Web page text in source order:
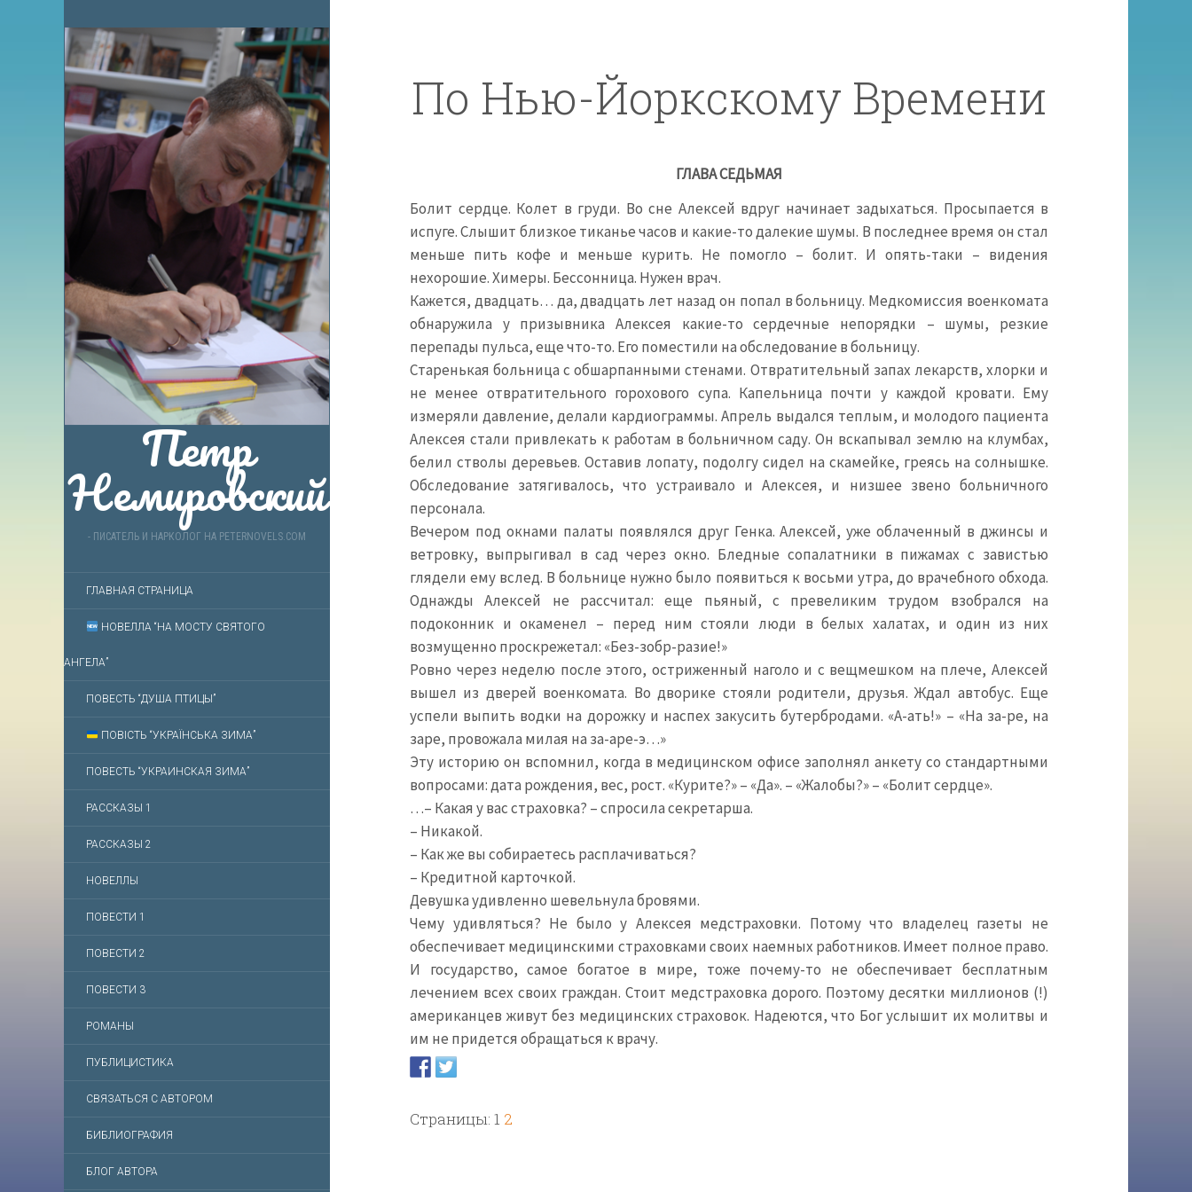
Петр
Немировский
- ПИСАТЕЛЬ И НАРКОЛОГ НА PETERNOVELS.COM
ГЛАВНАЯ СТРАНИЦА
НОВЕЛЛА “НА МОСТУ СВЯТОГО
АНГЕЛА”
ПОВЕСТЬ “ДУША ПТИЦЫ”
ПОВІСТЬ “УКРАЇНСЬКА ЗИМА”
ПОВЕСТЬ “УКРАИНСКАЯ ЗИМА”
РАССКАЗЫ 1
РАССКАЗЫ 2
НОВЕЛЛЫ
ПОВЕСТИ 1
ПОВЕСТИ 2
ПОВЕСТИ 3
РОМАНЫ
ПУБЛИЦИСТИКА
СВЯЗАТЬСЯ С АВТОРОМ
БИБЛИОГРАФИЯ
БЛОГ АВТОРА
По Нью-Йоркскому Времени
ГЛАВА СЕДЬМАЯ
Болит сердце. Колет в груди. Во сне Алексей вдруг начинает задыхаться. Просыпается в
испуге. Слышит близкое тиканье часов и какие-то далекие шумы. В последнее время он стал
меньше пить кофе и меньше курить. Не помогло – болит. И опять-таки – видения
нехорошие. Химеры. Бессонница. Нужен врач.
Кажется, двадцать… да, двадцать лет назад он попал в больницу. Медкомиссия военкомата
обнаружила у призывника Алексея какие-то сердечные непорядки – шумы, резкие
перепады пульса, еще что-то. Его поместили на обследование в больницу.
Старенькая больница с обшарпанными стенами. Отвратительный запах лекарств, хлорки и
не менее отвратительного горохового супа. Капельница почти у каждой кровати. Ему
измеряли давление, делали кардиограммы. Апрель выдался теплым, и молодого пациента
Алексея стали привлекать к работам в больничном саду. Он вскапывал землю на клумбах,
белил стволы деревьев. Оставив лопату, подолгу сидел на скамейке, греясь на солнышке.
Обследование затягивалось, что устраивало и Алексея, и низшее звено больничного
персонала.
Вечером под окнами палаты появлялся друг Генка. Алексей, уже облаченный в джинсы и
ветровку, выпрыгивал в сад через окно. Бледные сопалатники в пижамах с завистью
глядели ему вслед. В больнице нужно было появиться к восьми утра, до врачебного обхода.
Однажды Алексей не рассчитал: еще пьяный, с превеликим трудом взобрался на
подоконник и окаменел – перед ним стояли люди в белых халатах, и один из них
возмущенно проскрежетал: «Без-зобр-разие!»
Ровно через неделю после этого, остриженный наголо и с вещмешком на плече, Алексей
вышел из дверей военкомата. Во дворике стояли родители, друзья. Ждал автобус. Еще
успели выпить водки на дорожку и наспех закусить бутербродами. «А-ать!» – «На за-ре, на
заре, провожала милая на за-аре-э…»
Эту историю он вспомнил, когда в медицинском офисе заполнял анкету со стандартными
вопросами: дата рождения, вес, рост. «Курите?» – «Да». – «Жалобы?» – «Болит сердце».
…– Какая у вас страховка? – спросила секретарша.
– Никакой.
– Как же вы собираетесь расплачиваться?
– Кредитной карточкой.
Девушка удивленно шевельнула бровями.
Чему удивляться? Не было у Алексея медстраховки. Потому что владелец газеты не
обеспечивает медицинскими страховками своих наемных работников. Имеет полное право.
И государство, самое богатое в мире, тоже почему-то не обеспечивает бесплатным
лечением всех своих граждан. Стоит медстраховка дорого. Поэтому десятки миллионов (!)
американцев живут без медицинских страховок. Надеются, что Бог услышит их молитвы и
им не придется обращаться к врачу.
Страницы: 1 2